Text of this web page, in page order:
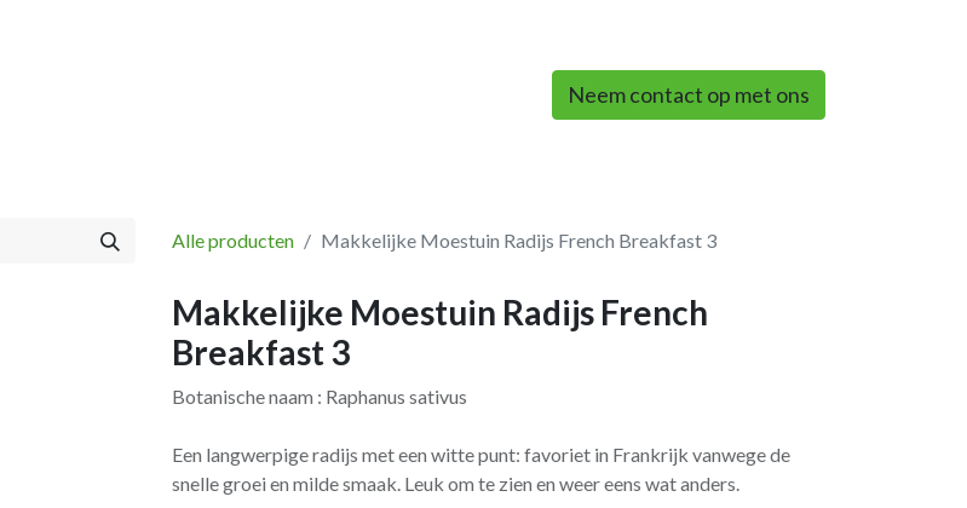
Neem contact op met ons
Alle producten Makkelijke Moestuin Radijs French Breakfast 3
Makkelijke Moestuin Radijs French
Breakfast 3
Botanische naam : Raphanus sativus
Een langwerpige radijs met een witte punt: favoriet in Frankrijk vanwege de
snelle groei en milde smaak. Leuk om te zien en weer eens wat anders.